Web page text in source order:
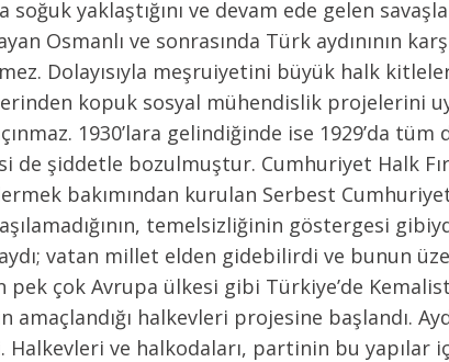
soğuk yaklaştığını ve devam ede gelen
Osmanlı ve sonrasında Türk aydınının
Dolayısıyla meşruiyetini büyük halk
kopuk sosyal mühendislik projelerini
1930’lara gelindiğinde ise 1929’da
de şiddetle bozulmuştur. Cumhuriyet Halk
bakımından kurulan Serbest
temelsizliğinin göstergesi
vatan millet elden gidebilirdi ve bunun
pek çok Avrupa ülkesi gibi Türkiye’de
halkevleri projesine başlandı.
Halkevleri ve halkodaları, partinin bu yapılar